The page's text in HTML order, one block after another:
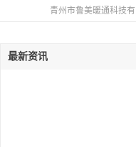
青州市鲁美暖通科技有
最新资讯